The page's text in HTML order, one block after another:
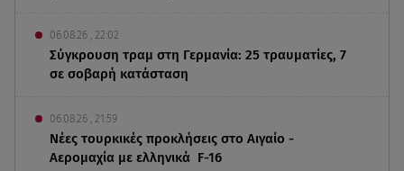
06.08.26 , 22:02
Σύγκρουση τραμ στη Γερμανία: 25 τραυματίες, 7
σε σοβαρή κατάσταση
06.08.26 , 21:59
Νέες τουρκικές προκλήσεις στο Αιγαίο -
Αερομαχία με ελληνικά F-16